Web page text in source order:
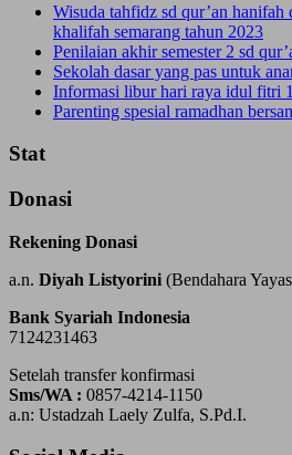
Wisuda tahfidz sd qur’an hanifah
khalifah semarang tahun 2023
Penilaian akhir semester 2 sd
Sekolah dasar yang pas untuk
Informasi libur hari raya idul fitri
Parenting spesial ramadhan
Stat
Donasi
Rekening Donasi
a.n. Diyah Listyorini (Bendahara
Bank Syariah Indonesia
7124231463
Setelah transfer konfirmasi
Sms/WA : 0857-4214-1150
a.n: Ustadzah Laely Zulfa, S.Pd.I.